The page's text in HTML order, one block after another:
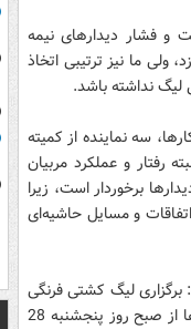
فشار دیدارهای نیمه
ولی ما نیز ترتیبی اتخاذ
لیگ نداشته باشد.
سه نماینده از کمیته
رفتار و عملکرد مربیان
برخوردار است، زیرا
و مسایل حاشیه‌ای
برگزاری لیگ کشتی فرنگی
نیز پس از مدتها فراز و نشیب سرانجام به حقیقت پیوست و این رقابت‌ها از صبح روز پنجشنبه 28